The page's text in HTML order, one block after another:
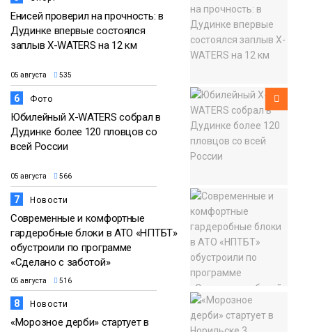
Енисей проверил на прочность: в
Дудинке впервые состоялся
заплыв X-WATERS на 12 км
05 августа 535
6 Фото
Юбилейный X-WATERS собрал в
Дудинке более 120 пловцов со
всей России
05 августа 566
7 Новости
Современные и комфортные
гардеробные блоки в АТО «НПТБТ»
обустроили по программе
«Сделано с заботой»
05 августа 516
8 Новости
«Морозное дерби» стартует в